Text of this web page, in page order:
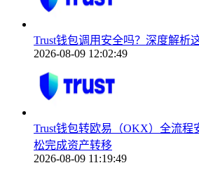
Trust钱包调用安全吗？深度解析
2026-08-09 12:02:49
Trust钱包转欧易（OKX）全流程
松完成资产转移
2026-08-09 11:19:49